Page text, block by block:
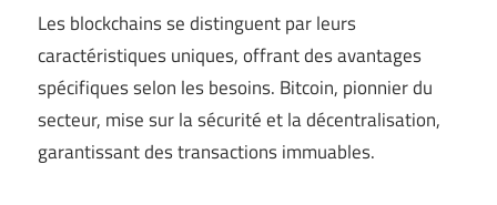
Les blockchains se distinguent par leurs
caractéristiques uniques, offrant des avantages
spécifiques selon les besoins. Bitcoin, pionnier du
secteur, mise sur la sécurité et la décentralisation,
garantissant des transactions immuables.